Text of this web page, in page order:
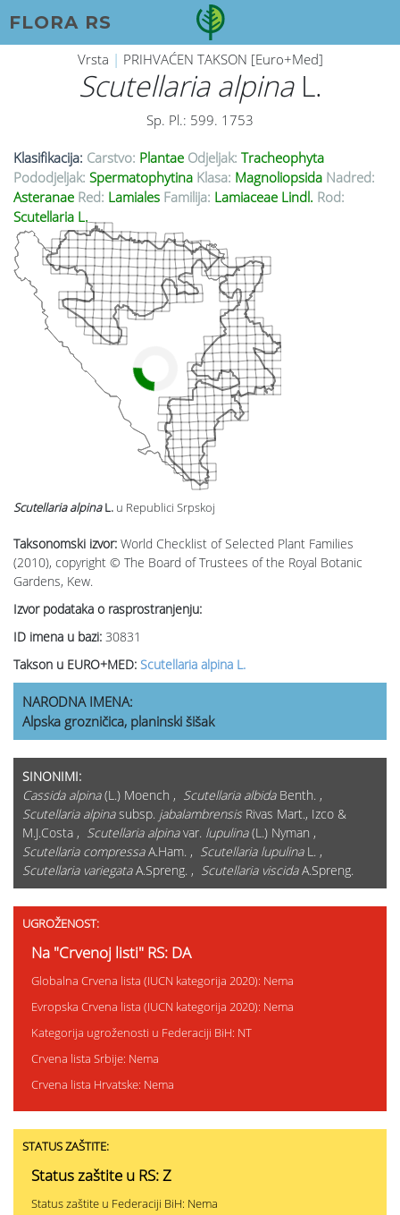
FLORA RS
Vrsta | PRIHVAĆEN TAKSON [Euro+Med]
Scutellaria alpinaL.
Sp. Pl.: 599. 1753
Klasifikacija: Carstvo: Plantae Odjeljak: Tracheophyta
Pododjeljak: Spermatophytina Klasa: Magnoliopsida Nadred:
Asteranae Red: Lamiales Familija: Lamiaceae Lindl. Rod:
Scutellaria L.
Taksonomski izvor: World Checklist of Selected Plant Families
(2010), copyright © The Board of Trustees of the Royal Botanic
Gardens, Kew.
Izvor podataka o rasprostranjenju:
ID imena u bazi: 30831
Takson u EURO+MED: Scutellaria alpina L.
Scutellaria alpinaL. u Republici Srpskoj
NARODNA IMENA:
Alpska grozničica, planinski šišak
SINONIMI:
Cassida alpina(L.) Moench , Scutellaria albidaBenth. ,
Scutellaria alpinasubsp. jabalambrensis Rivas Mart., Izco &
M.J.Costa , Scutellaria alpinavar. lupulina(L.) Nyman ,
Scutellaria compressaA.Ham. , Scutellaria lupulinaL. ,
Scutellaria variegataA.Spreng. , Scutellaria viscidaA.Spreng.
UGROŽENOST:
Na "Crvenoj listi" RS: DA
Globalna Crvena lista (IUCN kategorija 2020): Nema
Evropska Crvena lista (IUCN kategorija 2020): Nema
Kategorija ugroženosti u Federaciji BiH: NT
Crvena lista Srbije: Nema
Crvena lista Hrvatske: Nema
STATUS ZAŠTITE:
Status zaštite u RS: Z
Status zaštite u Federaciji BiH: Nema